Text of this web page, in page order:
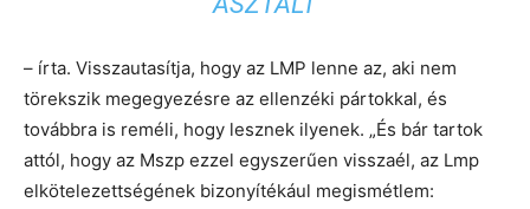
– írta. Visszautasítja, hogy az LMP lenne az, aki nem
törekszik megegyezésre az ellenzéki pártokkal, és
továbbra is reméli, hogy lesznek ilyenek. „És bár tartok
attól, hogy az Mszp ezzel egyszerűen visszaél, az Lmp
elkötelezettségének bizonyítékául megismétlem: